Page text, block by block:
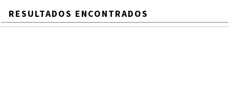
RESULTADOS ENCONTRADOS